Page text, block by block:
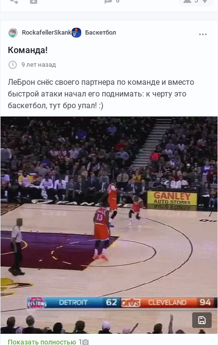
Каждая тренировка начинается с разминки, что нужно
«холодные мышцы»). После разогрева переходи к
Каждый тренировочный день включает упражнения,
которые отмечены как пары, или суперсеты. Каждый
суперсет выполняется по 3 раза, с 45-ти секундным
перерывом между ними.
✏Подробный план силовой тренировки от Леброна
Джеймса:
Понедельник
Суперсет 1:
Отжимания от пола — столько раз, сколько сможешь.
Подтягивания до уровня подбородка — 10 повторов.
Время отдыха — 45 сек.
Суперсет 2:
Бросок гантели над головой — 5 повторов каждой
рукой.
Тяга нижнего блока одной рукой — 10 повторов
RockafellerSkank Баскетбол
Команда!
9 лет назад
ЛеБрон снёс своего партнера по команде и вместо
быстрой атаки начал его поднимать: к черту это
баскетбол, тут бро упал! :)
Показать полностью 1